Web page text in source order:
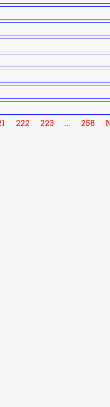
222 223 … 258